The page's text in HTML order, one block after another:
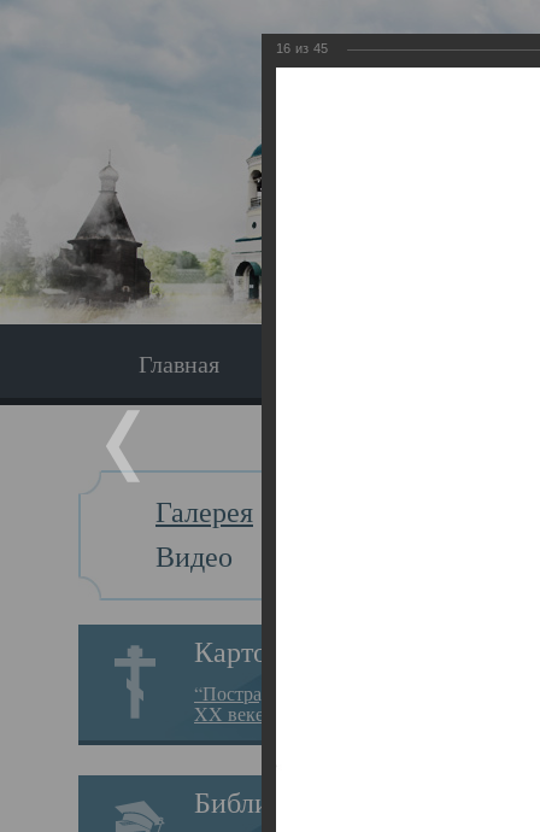
Главная
Галерея
Видео
Картотека
“Пострадавшие за веру в
XX веке на Севере”
Библиотека
16 из 45